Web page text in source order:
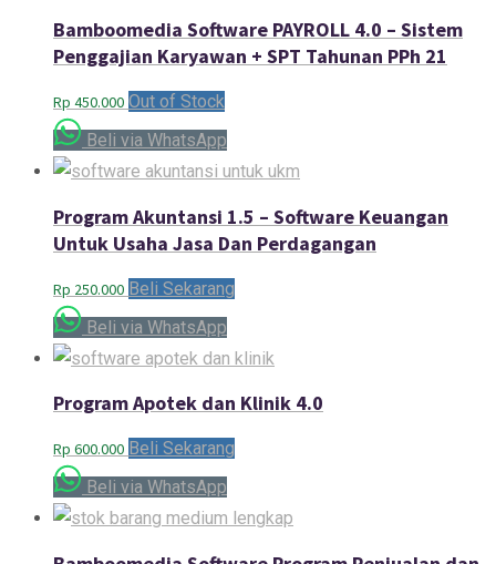
Bamboomedia Software PAYROLL 4.0 – Sistem
Penggajian Karyawan + SPT Tahunan PPh 21
Rp 450.000 Out of Stock
Beli via WhatsApp
Program Akuntansi 1.5 – Software Keuangan
Untuk Usaha Jasa Dan Perdagangan
Rp 250.000 Beli Sekarang
Beli via WhatsApp
Program Apotek dan Klinik 4.0
Rp 600.000 Beli Sekarang
Beli via WhatsApp